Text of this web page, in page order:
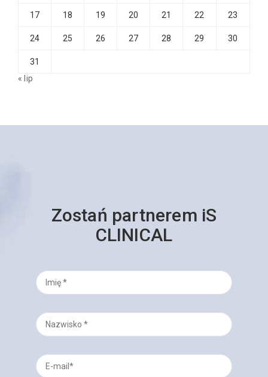
17 18 19 20 21 22 23
24 25 26 27 28 29 30
31
« lip
Zostań partnerem iS
CLINICAL